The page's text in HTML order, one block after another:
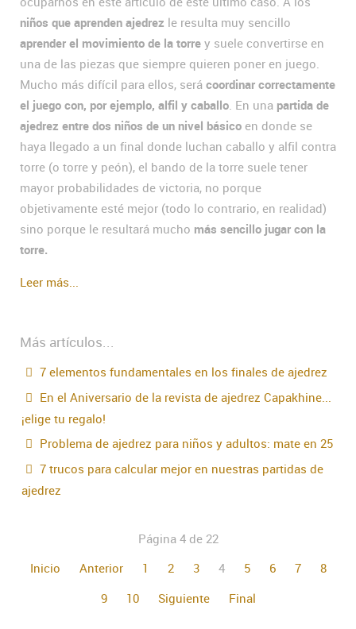
niños que aprenden ajedrez le resulta muy sencillo
aprender el movimiento de la torre y suele convertirse en
una de las piezas que siempre quieren poner en juego.
Mucho más difícil para ellos, será coordinar correctamente
el juego con, por ejemplo, alfil y caballo . En una partida de
ajedrez entre dos niños de un nivel básico en donde se
haya llegado a un final donde luchan caballo y alfil contra
torre (o torre y peón), el bando de la torre suele tener
mayor probabilidades de victoria, no porque
objetivamente esté mejor (todo lo contrario, en realidad)
sino porque le resultará mucho más sencillo jugar con la
torre.
Leer más...
Más artículos...
7 elementos fundamentales en los finales de ajedrez
En el Aniversario de la revista de ajedrez Capakhine...
¡elige tu regalo!
Problema de ajedrez para niños y adultos: mate en 25
7 trucos para calcular mejor en nuestras partidas de
ajedrez
Página 4 de 22
Inicio
Anterior 1 2 3 4 5 6 7
8
9
10 Siguiente Final